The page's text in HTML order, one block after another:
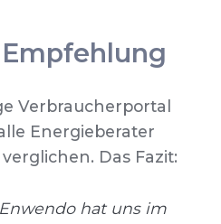
Verbraucherportal
Energieberater
Das Fazit:
hat uns im